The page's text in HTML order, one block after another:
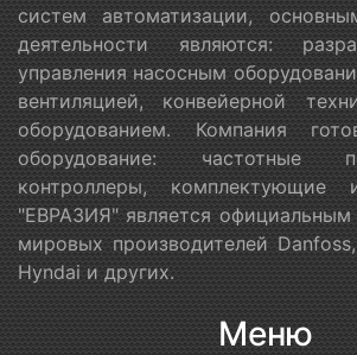
систем автоматизации,
деятельности являются:
управления насосным
вентиляцией, конвейерной
оборудованием. Компания
оборудование: частотные
контроллеры,
"ЕВРАЗИЯ" является официальным
мировых производителей
Hyndai и других.
Меню